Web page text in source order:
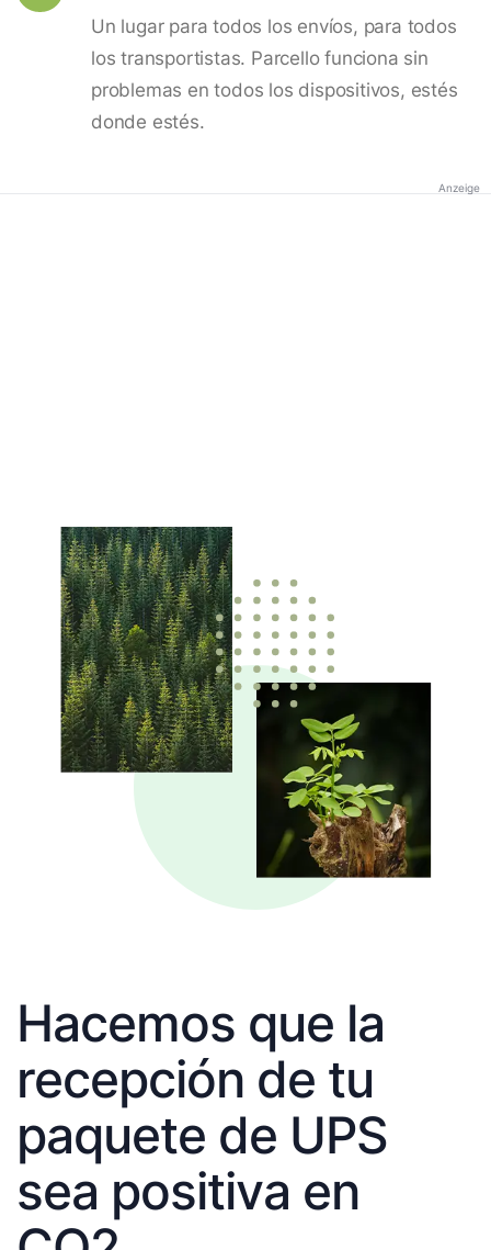
Un lugar para todos los envíos, para todos
los transportistas. Parcello funciona sin
problemas en todos los dispositivos, estés
donde estés.
Anzeige
Hacemos que la
recepción de tu
paquete de UPS
sea positiva en